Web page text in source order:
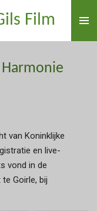
Film
van Koninklijke
en live-
vond in de
Goirle, bij